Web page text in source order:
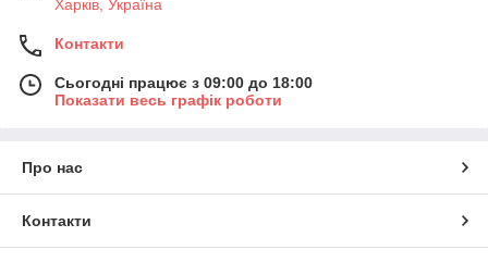
Харків, Україна
Контакти
Сьогодні працює з 09:00 до 18:00
Показати весь графік роботи
Про нас
Контакти